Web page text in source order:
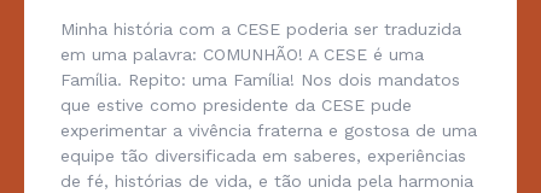
história com a CESE poderia ser traduzida
uma palavra: COMUNHÃO! A CESE é uma
Repito: uma Família! Nos dois mandatos
estive como presidente da CESE pude
a vivência fraterna e gostosa de uma
tão diversificada em saberes, experiências
fé, histórias de vida, e tão unida pela harmonia